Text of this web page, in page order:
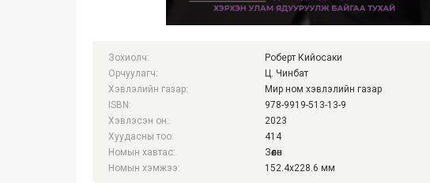
Зохиолч:
Роберт Кийосаки
Орчуулагч:
Ц. Чинбат
Хэвлэлийн газар:
Мир ном хэвлэлийн газар
ISBN:
978-9919-513-13-9
Хэвлэсэн он:
2023
Хуудасны тоо:
414
Номын хавтас:
Зөөлөн
Номын хэмжээ:
152.4x228.6 мм